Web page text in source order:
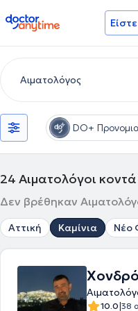
doctoranytime
DO+
24 Αιματολόγοι
Δεν βρέθηκαν
Αττική Καμίνια Νέο
10.0|38